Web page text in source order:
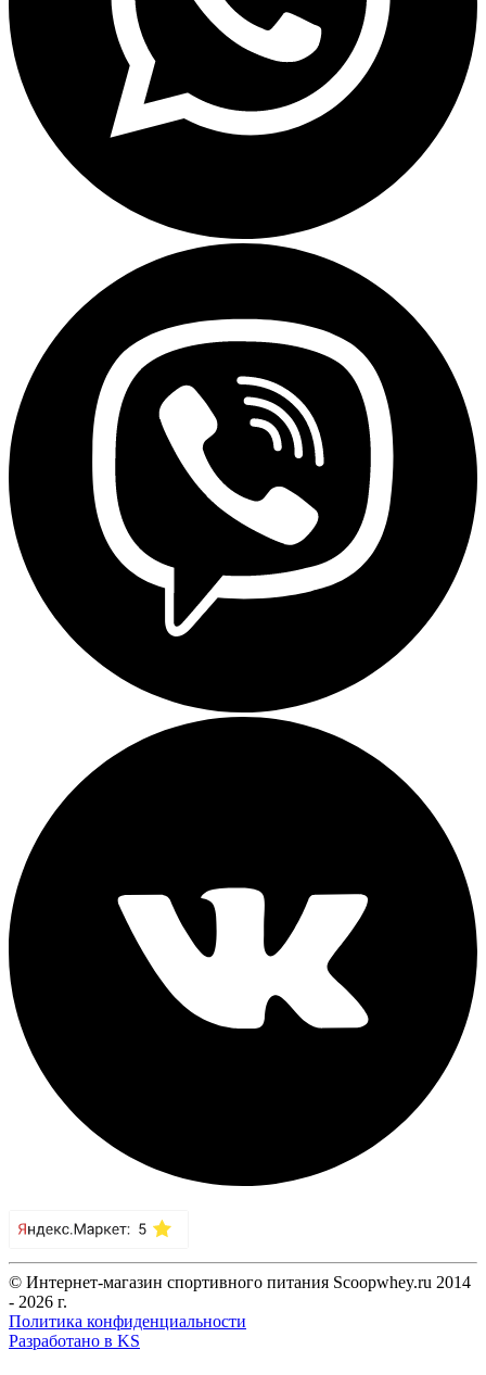
© Интернет-магазин спортивного питания Scoopwhey.ru 2014
- 2026 г.
Политика конфиденциальности
Разработано в KS